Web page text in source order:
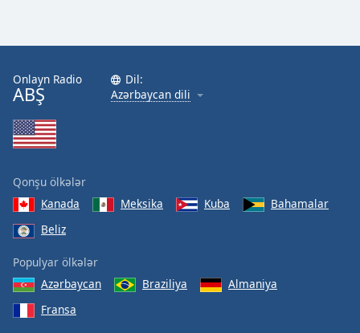
Onlayn Radio
ABŞ
Dil:
Azərbaycan dili
Qonşu ölkələr
Kanada
Meksika Kuba
Bahamalar
Beliz
Populyar ölkələr
Azərbaycan
Braziliya
Almaniya
Fransa